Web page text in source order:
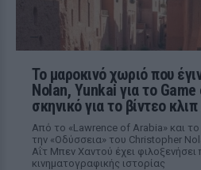
Το μαροκινό χωριό που
Nolan, Yunkai για το
σκηνικό για το βίντεο
Από το «Lawrence of Arabia» και
την «Οδύσσεια» του Christopher
Αΐτ Μπεν Χαντού έχει
κινηματογραφικής ιστορίας